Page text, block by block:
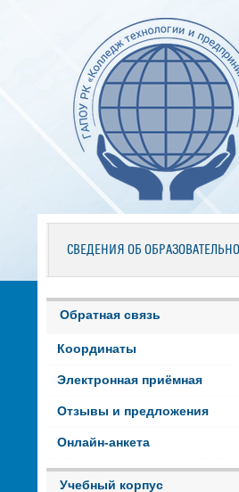
СВЕДЕНИЯ ОБ
Обратная связь
Координаты
Электронная приёмная
Отзывы и предложения
Онлайн-анкета
Учебный корпус